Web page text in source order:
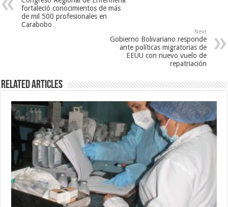
fortaleció conocimientos de más
de mil 500 profesionales en
Carabobo
Next
Gobierno Bolivariano responde
ante políticas migratorias de
EEUU con nuevo vuelo de
repatriación
Related Articles